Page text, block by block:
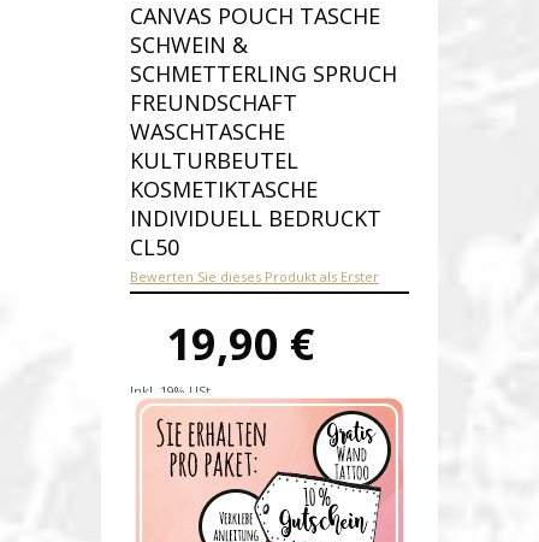
CANVAS POUCH TASCHE
SCHWEIN &
SCHMETTERLING SPRUCH
FREUNDSCHAFT
WASCHTASCHE
KULTURBEUTEL
KOSMETIKTASCHE
INDIVIDUELL BEDRUCKT
CL50
Bewerten Sie dieses Produkt als Erster
19,90 €
Inkl. 19% USt.
Versandkosten
Produktnummer:cl50-D
Verfügbarkeit:Auf Lager
Lieferzeit: 1-2 Werktage